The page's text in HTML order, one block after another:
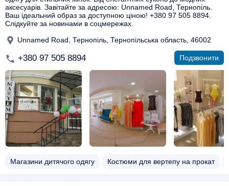
аксесуарів. Завітайте за адресою: Unnamed Road, Тернопіль.
Ваш ідеальний образ за доступною ціною! +380 97 505 8894.
Слідкуйте за новинами в соцмережах.
Unnamed Road, Тернопіль, Тернопільська область, 46002
+380 97 505 8894 Подзвонити
Магазини дитячого одягу Костюми для вертепу на прокат